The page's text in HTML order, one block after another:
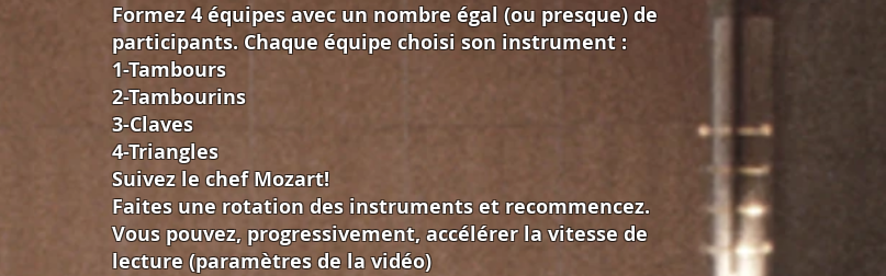
Formez 4 équipes avec un nombre égal (ou presque) de
participants. Chaque équipe choisi son instrument :
1-Tambours
2-Tambourins
3-Claves
4-Triangles
Suivez le chef Mozart!
Faites une rotation des instruments et recommencez.
Vous pouvez, progressivement, accélérer la vitesse de
lecture (paramètres de la vidéo)